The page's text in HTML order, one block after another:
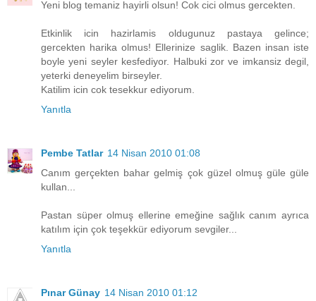
Yeni blog temaniz hayirli olsun! Cok cici olmus gercekten.
Etkinlik icin hazirlamis oldugunuz pastaya gelince;
gercekten harika olmus! Ellerinize saglik. Bazen insan iste
boyle yeni seyler kesfediyor. Halbuki zor ve imkansiz degil,
yeterki deneyelim birseyler.
Katilim icin cok tesekkur ediyorum.
Yanıtla
Pembe Tatlar 14 Nisan 2010 01:08
Canım gerçekten bahar gelmiş çok güzel olmuş güle güle
kullan...
Pastan süper olmuş ellerine emeğine sağlık canım ayrıca
katılım için çok teşekkür ediyorum sevgiler...
Yanıtla
Pınar Günay 14 Nisan 2010 01:12